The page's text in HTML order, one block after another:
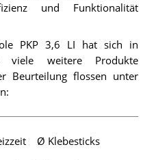
und Funktionalität
PKP 3,6 LI hat sich in
viele weitere Produkte
Beurteilung flossen unter
Ø Klebesticks